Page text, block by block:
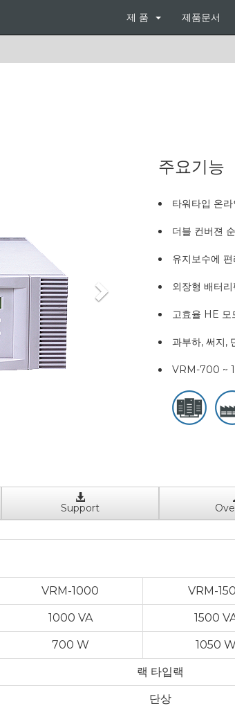
제 품 제품문서
주요기능
타워타입 온
더블 컨버젼
유지보수에
외장형 배터
고효율 HE
과부하, 써지,
VRM-700 ~
Support
VRM-1000 VRM-
1000 VA 1500
700 W 1050
랙 타입랙
단상